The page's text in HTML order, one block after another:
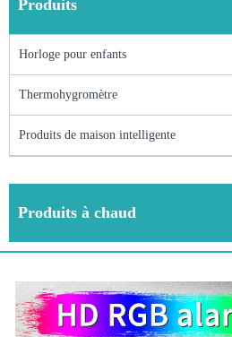
Produits
Horloge pour enfants
Thermohygromètre
Produits de maison intelligente
Produits à chaud